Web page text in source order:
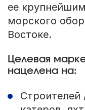
ее
морского
Востоке.
Целевая
нацелена на:
Строителей